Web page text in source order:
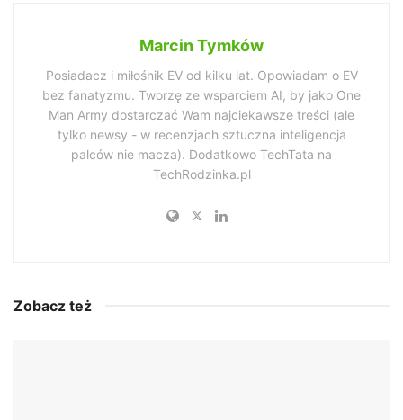
Marcin Tymków
Posiadacz i miłośnik EV od kilku lat. Opowiadam o EV
bez fanatyzmu. Tworzę ze wsparciem AI, by jako One
Man Army dostarczać Wam najciekawsze treści (ale
tylko newsy - w recenzjach sztuczna inteligencja
palców nie macza). Dodatkowo TechTata na
TechRodzinka.pl
Zobacz też